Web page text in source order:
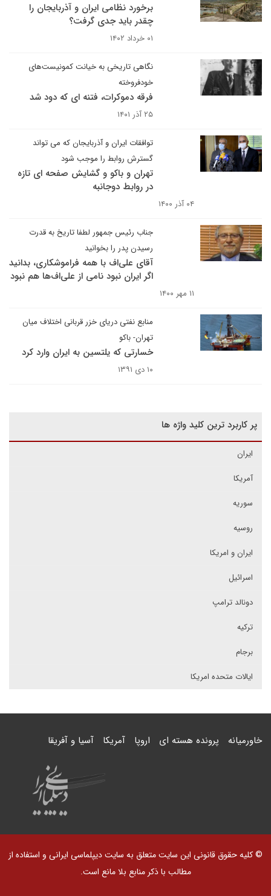
برخورد نظامی ایران و آذربایجان را
چقدر باید جدی گرفت؟
۰۱ خرداد ۱۴۰۲
نگاهی تاریخی به خیانت کمونیست‌های
خودفروخته
فرقه دموکرات، فتنه ای که دود شد
۲۵ آذر ۱۴۰۱
توافقات ایران و آذربایجان که می تواند
گسترش روابط را موجب شود
تهران و باکو و گشایش صفحه ای تازه
در روابط دوجانبه
۰۴ آذر ۱۴۰۰
جناب رئیس جمهور لطفا تاریخ به قدرت
رسیدن پدر را بخوانید
آقای علی‌اف با همه فراموشکاری، بدانید
اگر ایران نبود نامی از علی‌اف‌ها هم نبود
۱۱ مهر ۱۴۰۰
منابع نفتی دریای خزر قربانی اختلاف میان
تهران- باکو
خسارتی که یلتسین به ایران وارد کرد
۱۰ دی ۱۳۹۱
پر کاربرد ترین کلید واژه ها
ایران
آمریکا
سوریه
روسیه
ایران و امریکا
اسرائیل
دونالد ترامپ
ترکیه
برجام
ایالات متحده امریکا
خاورمیانه پرونده هسته ای اروپا آمریکا آسیا و آفریقا
© کلیه حقوق قانونی این سایت متعلق به سایت دیپلماسی ایرانی و استفاده از
مطالب با ذکر منابع بلا مانع است.